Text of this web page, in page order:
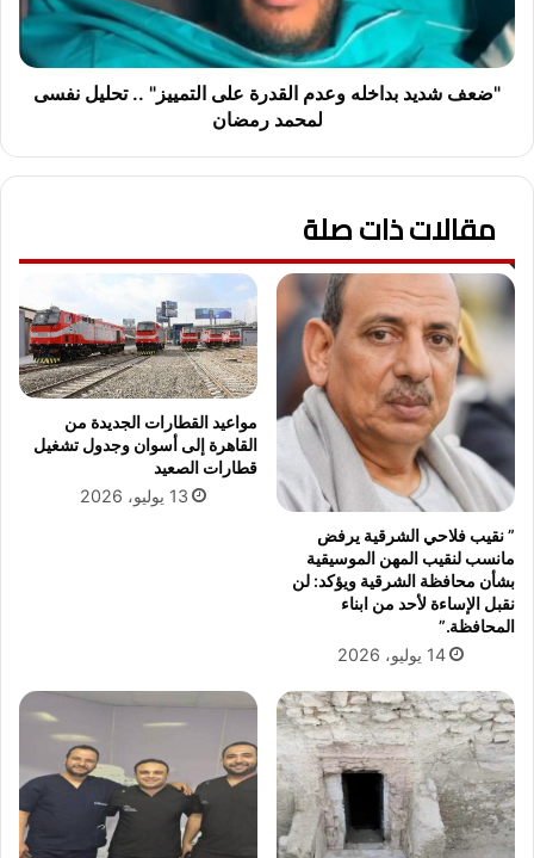
ة
م
ن
ع
ن
س
ك
ا
ا
ل
م
ص
و
ر
ة
ي
د
ب
د
م
ا
ل
د
ر
ة
ع
ل
ى
ا
ل
ت
م
ز
"
.
.
ت
ح
ل
"ضعف شديد بداخله وعدم القدرة على التمييز" .. تحليل نفسى
لمحمد رمضان
مقالات ذات صلة
” نقيب فلاحي الشرقية يرفض
مانسب لنقيب المهن الموسيقية
بشأن محافظة الشرقية ويؤكد: لن
نقبل الإساءة لأحد من ابناء
المحافظة.”
14 يوليو، 2026
مواعيد القطارات الجديدة من
القاهرة إلى أسوان وجدول تشغيل
قطارات الصعيد
13 يوليو، 2026